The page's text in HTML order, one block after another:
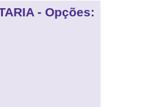
- Opções: